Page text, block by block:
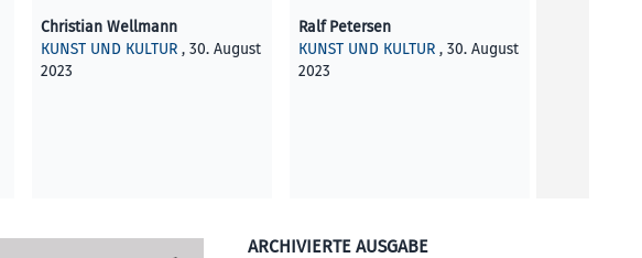
Christian Wellmann
KUNST UND KULTUR , 30. August
2023
Ralf Petersen
KUNST UND KULTUR , 30. August
2023
ARCHIVIERTE AUSGABE